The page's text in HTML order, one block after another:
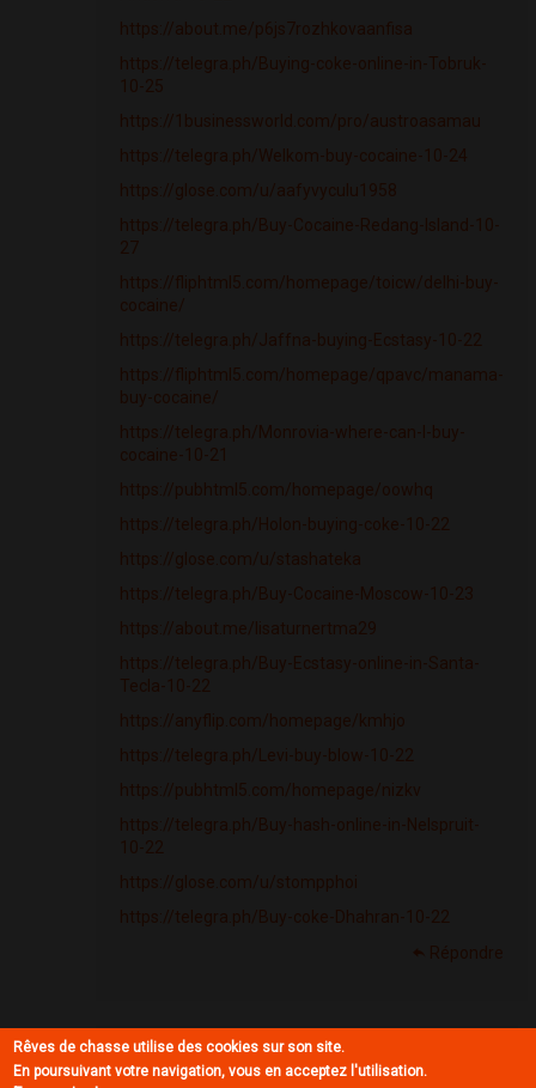
https://about.me/p6js7rozhkovaanfisa
https://telegra.ph/Buying-coke-online-in-Tobruk-
10-25
https://1businessworld.com/pro/austroasamau
https://telegra.ph/Welkom-buy-cocaine-10-24
https://glose.com/u/aafyvyculu1958
https://telegra.ph/Buy-Cocaine-Redang-Island-10-
27
https://fliphtml5.com/homepage/toicw/delhi-buy-
cocaine/
https://telegra.ph/Jaffna-buying-Ecstasy-10-22
https://fliphtml5.com/homepage/qpavc/manama-
buy-cocaine/
https://telegra.ph/Monrovia-where-can-I-buy-
cocaine-10-21
https://pubhtml5.com/homepage/oowhq
https://telegra.ph/Holon-buying-coke-10-22
https://glose.com/u/stashateka
https://telegra.ph/Buy-Cocaine-Moscow-10-23
https://about.me/lisaturnertma29
https://telegra.ph/Buy-Ecstasy-online-in-Santa-
Tecla-10-22
https://anyflip.com/homepage/kmhjo
https://telegra.ph/Levi-buy-blow-10-22
https://pubhtml5.com/homepage/nizkv
https://telegra.ph/Buy-hash-online-in-Nelspruit-
10-22
https://glose.com/u/stompphoi
https://telegra.ph/Buy-coke-Dhahran-10-22
Répondre
CharlesFairl (non vérifié)
Rêves de chasse utilise des cookies sur son site.
En poursuivant votre navigation, vous en acceptez l'utilisation.